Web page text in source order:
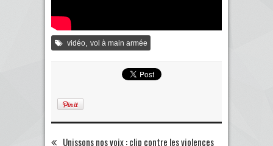
vidéo vol à main armée
Unissons nos voix : clip contre les violences